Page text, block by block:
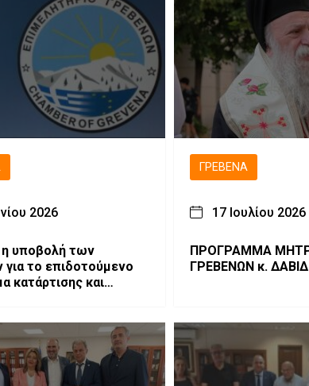
2026
η υποβολή των
για το επιδοτούμενο
κατάρτισης και
ΓΡΕΒΕΝΆ
17 Ιουλίου 2026
ΠΡΟΓΡΑΜΜΑ ΜΗΤΡΟΠΟΛΙΤΟΥ
ΓΡΕΒΕΝΩΝ κ. ΔΑΒΙΔ